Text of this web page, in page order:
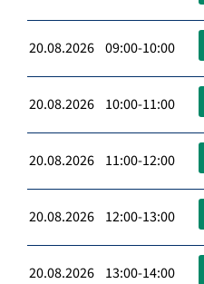
20.08.2026 09:00-10:00
20.08.2026 10:00-11:00
20.08.2026 11:00-12:00
20.08.2026 12:00-13:00
20.08.2026 13:00-14:00